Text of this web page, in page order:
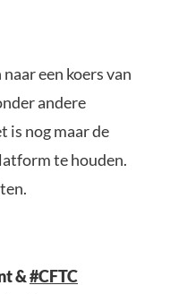
een koers van
andere
is nog maar de
te houden.
&#CFTC